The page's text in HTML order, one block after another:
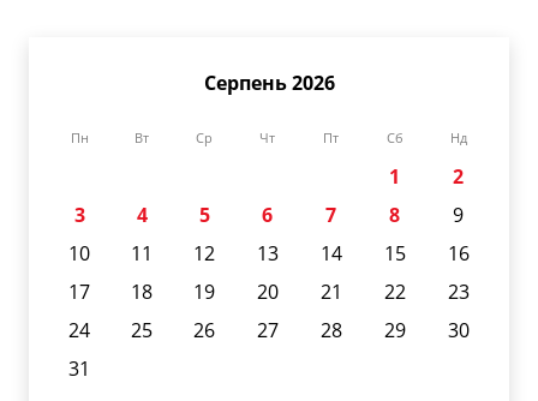
Серпень 2026
Пн Вт Ср Чт Пт Сб Нд
1
2
3
4 5 6 7 8
9
10
11 12 13 14 15
16
17
18 19 20 21 22
23
24
25 26 27 28 29
30
31